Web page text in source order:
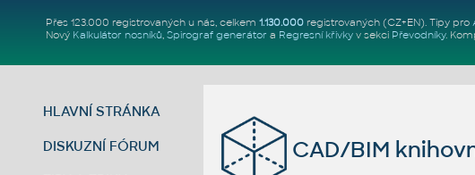
Přes 123.000 registrovaných u nás, celkem 1.130.000registrovaných (CZ+EN). Tipy pro
Nový Kalkulátor nosníků, Spirograf generátor a Regresní křivkyv sekci Převodníky.
HLAVNÍ STRÁNKA
DISKUZNÍ FÓRUM CAD/BIM